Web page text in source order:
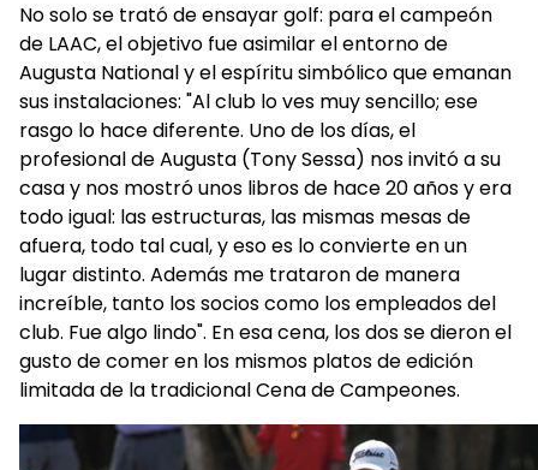
No solo se trató de ensayar golf: para el campeón
de LAAC, el objetivo fue asimilar el entorno de
Augusta National y el espíritu simbólico que emanan
sus instalaciones: "Al club lo ves muy sencillo; ese
rasgo lo hace diferente. Uno de los días, el
profesional de Augusta (Tony Sessa) nos invitó a su
casa y nos mostró unos libros de hace 20 años y era
todo igual: las estructuras, las mismas mesas de
afuera, todo tal cual, y eso es lo convierte en un
lugar distinto. Además me trataron de manera
increíble, tanto los socios como los empleados del
club. Fue algo lindo". En esa cena, los dos se dieron el
gusto de comer en los mismos platos de edición
limitada de la tradicional Cena de Campeones.